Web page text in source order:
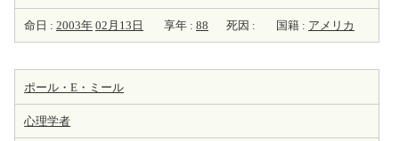
命日 : 2003年 02月13日 享年 : 88 死因 : 国籍 : アメリカ
ポール・E・ミール
心理学者